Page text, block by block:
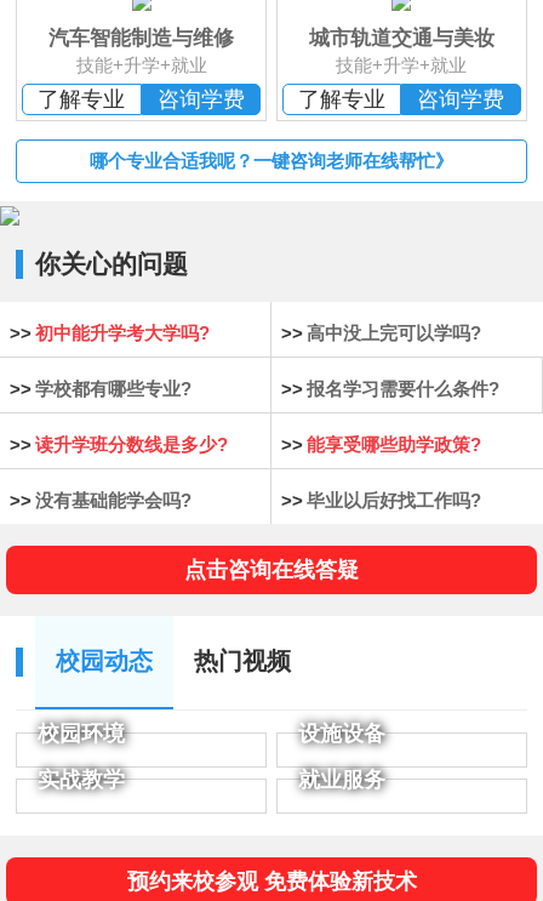
恭贺
谢光平 已报名
恭贺
湖南怀化 段秋杰 已报名
汽车智能制造与维修
技能+升学+就业
了解专业 咨询学费
城市轨道交通与美妆
技能+升学+就业
了解专业 咨询学费
哪个专业合适我呢？一键咨询老师在线帮忙》
你关心的问题
>> 初中能升学考大学吗? >> 高中没上完可以学吗?
>> 学校都有哪些专业? >> 报名学习需要什么条件?
>> 读升学班分数线是多少? >> 能享受哪些助学政策?
>> 没有基础能学会吗? >> 毕业以后好找工作吗?
点击咨询在线答疑
校园动态 热门视频
校园环境
设施设备
实战教学
就业服务
预约来校参观 免费体验新技术